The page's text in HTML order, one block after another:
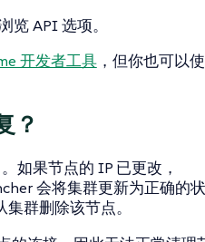
览 API 选项。
开发者工具，但你也可以
？
如果节点的 IP 已更改，
会将集群更新为正确的状
群删除该节点。